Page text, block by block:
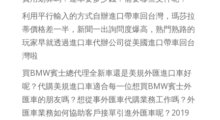
利用平行輸入的方式自辦進口帶車回台灣，瑪莎拉
蒂價格差一半，新聞一出詢問度爆高，熟門熟路的
玩家早就透過進口車代辦公司從美國進口帶車回台
灣啦
買BMW賓士總代理全新車還是美規外匯進口車好
呢？代購美規進口車適合每一位想買BMW賓士外
匯車的朋友嗎？想從事外匯車代購業務工作嗎？外
匯車業務如何協助客戶接單引進外匯車呢？2019